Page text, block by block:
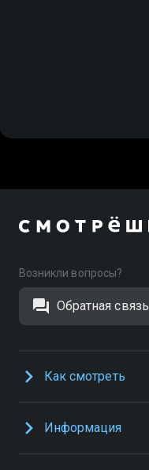
Возникли вопросы?
Обратная связь
Как смотреть
Информация